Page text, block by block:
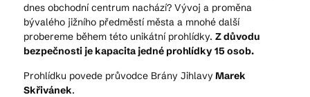
dnes obchodní centrum nachází? Vývoj a proměna
bývalého jižního předměstí města a mnohé další
probereme během této unikátní prohlídky. Z důvodu
bezpečnosti je kapacita jedné prohlídky 15 osob.
Prohlídku povede průvodce Brány JihlavyMarek
Skřivánek.